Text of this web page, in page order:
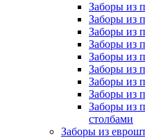
Заборы из
Заборы из
Заборы из
Заборы из
Заборы из
Заборы из
Заборы из
Заборы из
Заборы из
столбами
Заборы из